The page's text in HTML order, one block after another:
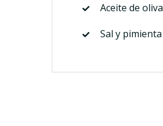
Aceite de oliva
Sal y pimienta